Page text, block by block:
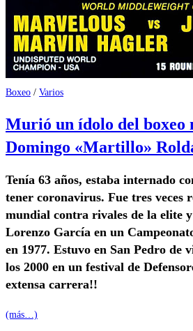
Boxeo / Varios
Murió un ídolo del boxeo
Domingo «Martillo»
Tenía 63 años, estaba internado
tener coronavirus. Fue tres veces
mundial contra rivales de la elite
Lorenzo García en un
en 1977. Estuvo en San Pedro de
los 2000 en un festival de
extensa carrera!!
(más…)